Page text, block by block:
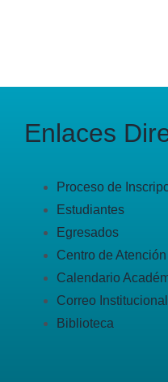
Enlaces
Proceso de
Estudiantes
Egresados
Centro de
Calendario
Correo Institucional
Biblioteca